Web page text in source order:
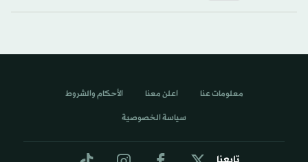
معلومات عنا اعلن معنا الأحكام والشروط
سياسة الخصوصية